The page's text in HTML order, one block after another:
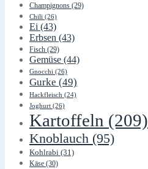
Champignons (29)
Chili (26)
Ei (43)
Erbsen (43)
Fisch (29)
Gemüse (44)
Gnocchi (26)
Gurke (49)
Hackfleisch (24)
Joghurt (26)
Kartoffeln (209)
Knoblauch (95)
Kohlrabi (31)
Käse (30)